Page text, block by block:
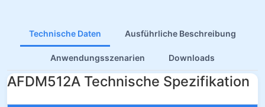
Technische Daten Ausführliche Beschreibung
Anwendungsszenarien Downloads
AFDM512A Technische Spezifikation